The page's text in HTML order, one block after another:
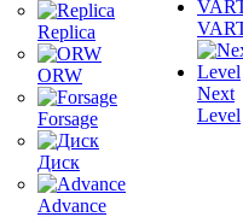
Replica
ORW
Forsage
Диск
Advance
Next
Level